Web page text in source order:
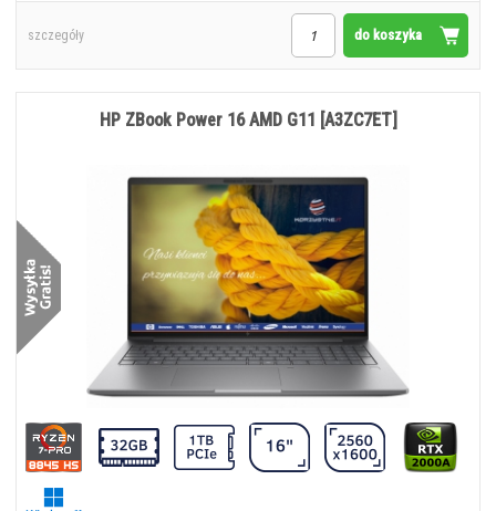
do koszyka
szczegóły
HP ZBook Power 16 AMD G11 [A3ZC7ET]